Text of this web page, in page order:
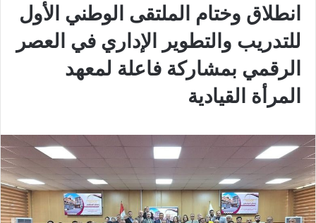
انطلاق وختام الملتقى الوطني الأول
للتدريب والتطوير الإداري في العصر
الرقمي بمشاركة فاعلة لمعهد
المرأة القيادية